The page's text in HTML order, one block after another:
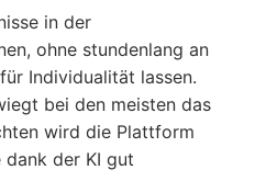
in der
ohne stundenlang an
Individualität lassen.
bei den meisten das
wird die Plattform
der KI gut